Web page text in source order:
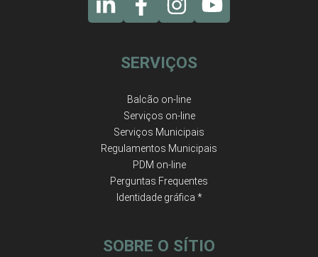
SERVIÇOS
Balcão on-line
Serviços on-line
Serviços Municipais
Regulamentos Municipais
PDM on-line
Perguntas Frequentes
Identidade gráfica *
SOBRE O SÍTIO